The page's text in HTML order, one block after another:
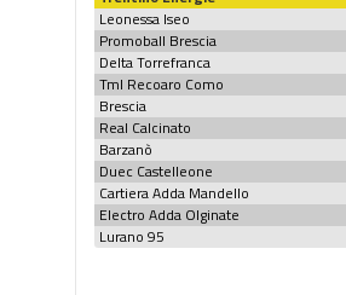
Leonessa Iseo
Promoball Brescia
Delta Torrefranca
Tml Recoaro Como
Brescia
Real Calcinato
Barzanò
Duec Castelleone
Cartiera Adda Mandello
Electro Adda Olginate
Lurano 95